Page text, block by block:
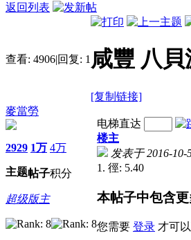
返回列表
查看: 4906|回复: 1 咸豐 八
[复制链接]
麥當勞
2929
主题
1万
帖子
4万
积分
超级版主
电梯直达
楼主
发表于 2016-10-
1. 徑: 5.40
本帖子中包含
您需要 登录 才可